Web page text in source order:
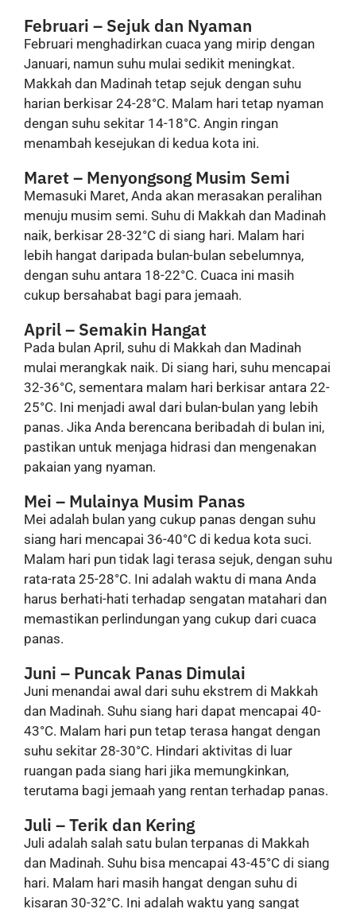
Februari – Sejuk dan Nyaman
Februari menghadirkan cuaca yang mirip dengan
Januari, namun suhu mulai sedikit meningkat.
Makkah dan Madinah tetap sejuk dengan suhu
harian berkisar 24-28°C. Malam hari tetap nyaman
dengan suhu sekitar 14-18°C. Angin ringan
menambah kesejukan di kedua kota ini.
Maret – Menyongsong Musim Semi
Memasuki Maret, Anda akan merasakan peralihan
menuju musim semi. Suhu di Makkah dan Madinah
naik, berkisar 28-32°C di siang hari. Malam hari
lebih hangat daripada bulan-bulan sebelumnya,
dengan suhu antara 18-22°C. Cuaca ini masih
cukup bersahabat bagi para jemaah.
April – Semakin Hangat
Pada bulan April, suhu di Makkah dan Madinah
mulai merangkak naik. Di siang hari, suhu mencapai
32-36°C, sementara malam hari berkisar antara 22-
25°C. Ini menjadi awal dari bulan-bulan yang lebih
panas. Jika Anda berencana beribadah di bulan ini,
pastikan untuk menjaga hidrasi dan mengenakan
pakaian yang nyaman.
Mei – Mulainya Musim Panas
Mei adalah bulan yang cukup panas dengan suhu
siang hari mencapai 36-40°C di kedua kota suci.
Malam hari pun tidak lagi terasa sejuk, dengan suhu
rata-rata 25-28°C. Ini adalah waktu di mana Anda
harus berhati-hati terhadap sengatan matahari dan
memastikan perlindungan yang cukup dari cuaca
panas.
Juni – Puncak Panas Dimulai
Juni menandai awal dari suhu ekstrem di Makkah
dan Madinah. Suhu siang hari dapat mencapai 40-
43°C. Malam hari pun tetap terasa hangat dengan
suhu sekitar 28-30°C. Hindari aktivitas di luar
ruangan pada siang hari jika memungkinkan,
terutama bagi jemaah yang rentan terhadap panas.
Juli – Terik dan Kering
Juli adalah salah satu bulan terpanas di Makkah
dan Madinah. Suhu bisa mencapai 43-45°C di siang
hari. Malam hari masih hangat dengan suhu di
kisaran 30-32°C. Ini adalah waktu yang sangat